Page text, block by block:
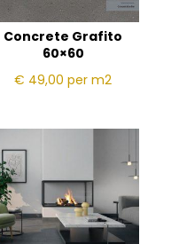
Concrete Grafito
60×60
€ 49,00per m2